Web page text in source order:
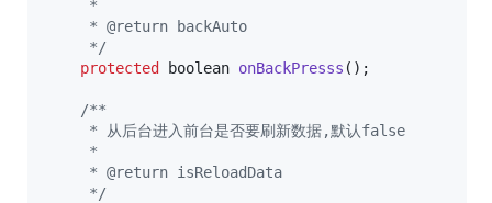
     *
     * @return backAuto
     */
protected boolean onBackPresss ();
/**
     * 从后台进入前台是否要刷新数据,默认false
     *
     * @return isReloadData
     */